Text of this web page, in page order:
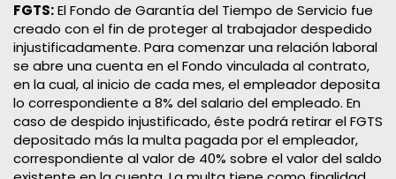
FGTS:El Fondo de Garantía del Tiempo de Servicio fue
creado con el fin de proteger al trabajador despedido
injustificadamente. Para comenzar una relación laboral
se abre una cuenta en el Fondo vinculada al contrato,
en la cual, al inicio de cada mes, el empleador deposita
lo correspondiente a 8% del salario del empleado. En
caso de despido injustificado, éste podrá retirar el FGTS
depositado más la multa pagada por el empleador,
correspondiente al valor de 40% sobre el valor del saldo